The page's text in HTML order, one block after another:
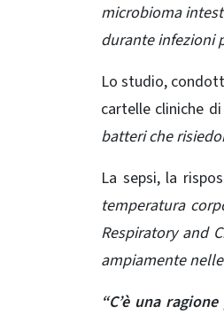
microbioma
durante infezioni
Lo studio,
cartelle cliniche
batteri che
La sepsi, la
temperatura
Respiratory and
ampiamente
“C’è una